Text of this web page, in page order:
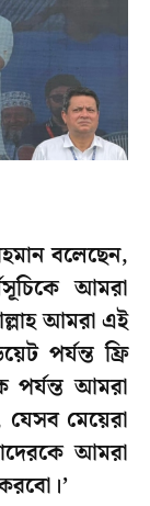
বলেছেন,
আমরা
আমরা এই
পর্যন্ত ফ্রি
পর্যন্ত আমরা
মেয়েরা
আমরা